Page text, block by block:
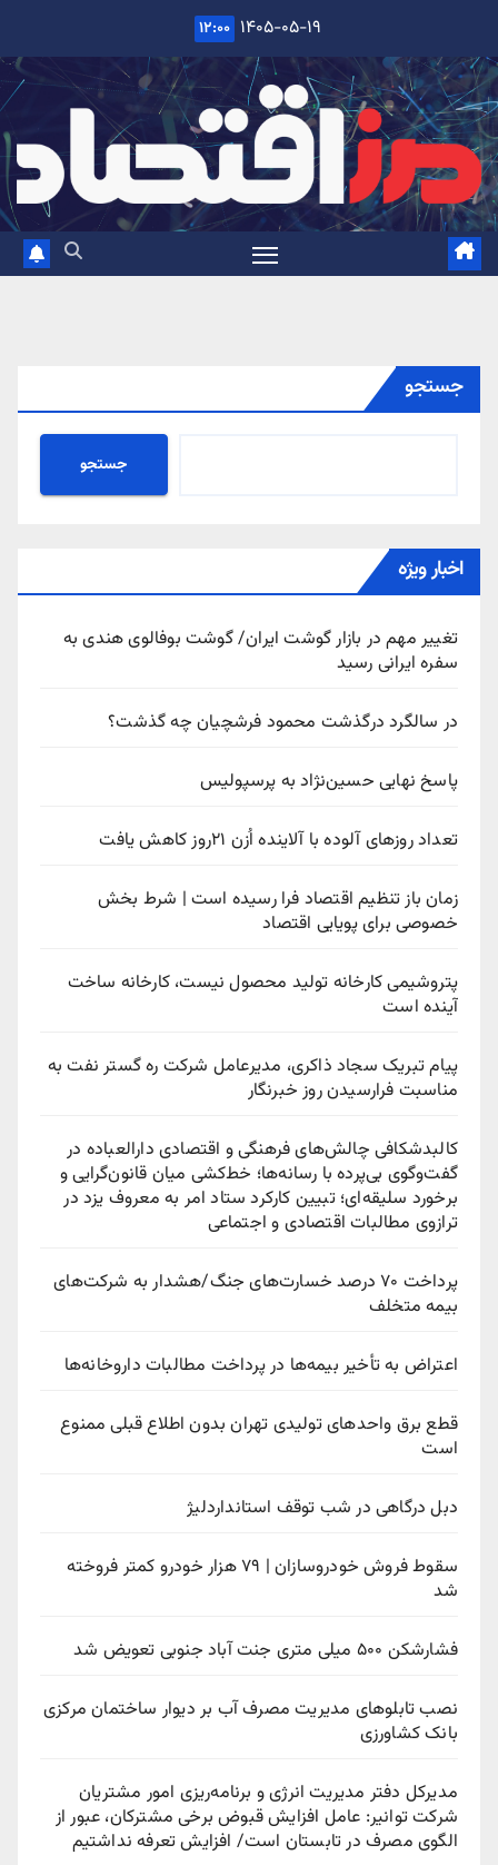
content
۱۴۰۵-۰۵-۱۹ ۱۲:۰۰
جستجو
جستجو
اخبار ویژه
تغییر مهم در بازار گوشت ایران/ گوشت بوفالوی هندی به
سفره ایرانی رسید
در سالگرد درگذشت محمود فرشچیان چه گذشت؟
پاسخ نهایی حسین‌نژاد به پرسپولیس
تعداد روزهای آلوده با آلاینده اُزن ۲۱روز کاهش یافت
زمان باز تنظیم اقتصاد فرا رسیده است | شرط بخش
خصوصی برای پویایی اقتصاد
پتروشیمی کارخانه تولید محصول نیست، کارخانه ساخت
آینده است
پیام تبریک سجاد ذاکری، مدیرعامل شرکت ره‌ گستر نفت به
مناسبت فرارسیدن روز خبرنگار
کالبدشکافی چالش‌های فرهنگی و اقتصادی دارالعباده در
گفت‌وگوی بی‌پرده با رسانه‌ها؛ خط‌کشی میان قانون‌گرایی و
برخورد سلیقه‌ای؛ تبیین کارکرد ستاد امر به معروف یزد در
ترازوی مطالبات اقتصادی و اجتماعی
پرداخت ۷۰ درصد خسارت‌های جنگ/هشدار به شرکت‌های
بیمه متخلف
اعتراض به تأخیر بیمه‌ها در پرداخت مطالبات داروخانه‌ها
قطع برق واحدهای تولیدی تهران بدون اطلاع قبلی ممنوع
است
دبل درگاهی در شب توقف استانداردلیژ
سقوط فروش خودروسازان | ۷۹ هزار خودرو کمتر فروخته
شد
فشارشکن ۵۰۰ میلی متری جنت آباد جنوبی تعویض شد
نصب تابلوهای مدیریت مصرف آب بر دیوار ساختمان مرکزی
بانک کشاورزی
مدیرکل دفتر مدیریت انرژی و برنامه‌ریزی امور مشتریان
شرکت توانیر: عامل افزایش قبوض برخی مشترکان، عبور از
الگوی مصرف در تابستان است/ افزایش تعرفه نداشتیم